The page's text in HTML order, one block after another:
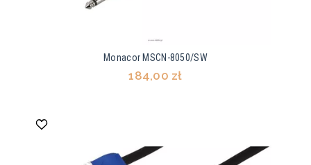
Monacor MSCN-8050/SW
184,00 zł